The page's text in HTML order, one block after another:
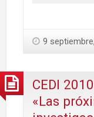
9
CEDI
«Las